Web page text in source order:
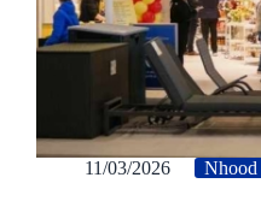
11/03/2026 Nhood